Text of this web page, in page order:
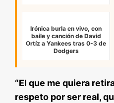
Irónica burla en vivo, con
baile y canción de David
Ortíz a Yankees tras 0-3 de
Dodgers
“El que me quiera
respeto por ser real,